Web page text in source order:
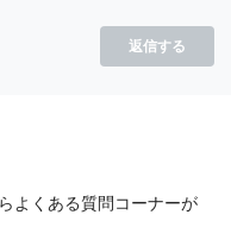
返信する
よくある質問コーナーが